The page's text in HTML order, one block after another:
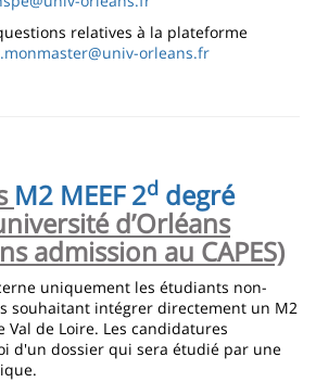
relatives à la plateforme
orleans.fr
M2 MEEF 2d degré
d’Orléans
admission au CAPES)
uniquement les étudiants non-
souhaitant intégrer directement un M2
Val de Loire. Les candidatures
d'un dossier qui sera étudié par une